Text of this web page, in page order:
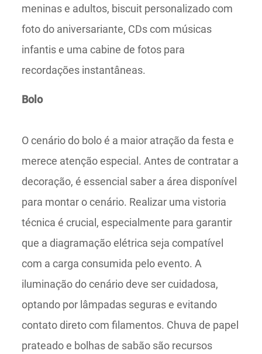
meninas e adultos, biscuit personalizado com
foto do aniversariante, CDs com músicas
infantis e uma cabine de fotos para
recordações instantâneas.
Bolo
O cenário do bolo é a maior atração da festa e
merece atenção especial. Antes de contratar a
decoração, é essencial saber a área disponível
para montar o cenário. Realizar uma vistoria
técnica é crucial, especialmente para garantir
que a diagramação elétrica seja compatível
com a carga consumida pelo evento. A
iluminação do cenário deve ser cuidadosa,
optando por lâmpadas seguras e evitando
contato direto com filamentos. Chuva de papel
prateado e bolhas de sabão são recursos